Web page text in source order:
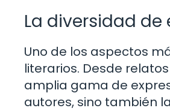
La diversidad de
Uno de los aspectos
literarios. Desde
amplia gama de
autores, sino también